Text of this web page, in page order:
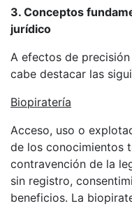
3. Conceptos
jurídico
A efectos de
cabe destacar las
Biopiratería
Acceso, uso o
de los conocimientos
contravención de la
sin registro,
beneficios. La